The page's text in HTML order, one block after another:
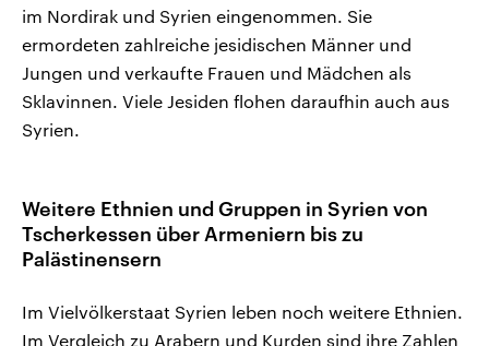
im Nordirak und Syrien eingenommen. Sie
ermordeten zahlreiche jesidischen Männer und
Jungen und verkaufte Frauen und Mädchen als
Sklavinnen. Viele Jesiden flohen daraufhin auch aus
Syrien.
Weitere Ethnien und Gruppen in Syrien von
Tscherkessen über Armeniern bis zu
Palästinensern
Im Vielvölkerstaat Syrien leben noch weitere Ethnien.
Im Vergleich zu Arabern und Kurden sind ihre Zahlen